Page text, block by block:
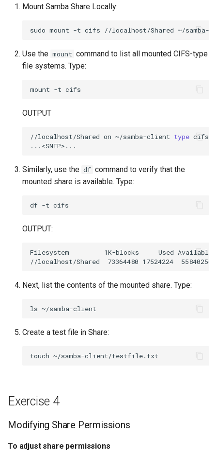
Mount Samba Share Locally:
sudo mount -t cifs //localhost/Shared ~/samba-
Use the mount command to list all mounted CIFS-type
file systems. Type:
mount -t
OUTPUT
//localhost/Shared on ~/samba-client type cifs
Similarly, use the df command to verify that the
mounted share is available. Type:
df -t
OUTPUT:
Filesystem         1K-blocks     Used Available
Next, list the contents of the mounted share. Type:
ls
Create a test file in Share:
touch
Exercise 4
Modifying Share Permissions
To adjust share permissions